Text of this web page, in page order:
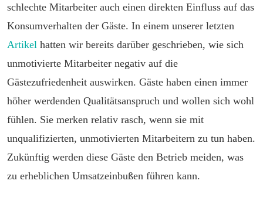
schlechte Mitarbeiter auch einen direkten Einfluss auf das
Konsumverhalten der Gäste. In einem unserer letzten
Artikel hatten wir bereits darüber geschrieben, wie sich
unmotivierte Mitarbeiter negativ auf die
Gästezufriedenheit auswirken. Gäste haben einen immer
höher werdenden Qualitätsanspruch und wollen sich wohl
fühlen. Sie merken relativ rasch, wenn sie mit
unqualifizierten, unmotivierten Mitarbeitern zu tun haben.
Zukünftig werden diese Gäste den Betrieb meiden, was
zu erheblichen Umsatzeinbußen führen kann.